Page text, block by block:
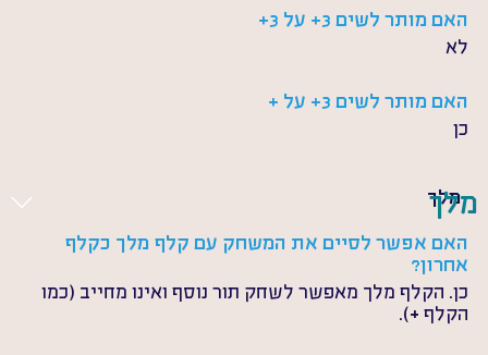
האם מותר לשים 3+ על 3+
לא
האם מותר לשים 3+ על +
כן
מלך
מלך
האם אפשר לסיים את המשחק עם קלף מלך כקלף
אחרון?
כן. הקלף מלך מאפשר לשחק תור נוסף ואינו מחייב (כמו
הקלף +).